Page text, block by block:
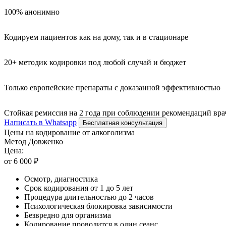
100% анонимно
Кодируем пациентов как на дому, так и в стационаре
20+ методик кодировки под любой случай и бюджет
Только европейские препараты с доказанной эффективностью
Стойкая ремиссия на 2 года при соблюдении рекомендаций
Написать в Whatsapp
Бесплатная консультация
Цены на кодирование от алкоголизма
Метод Довженко
Цена:
от 6 000 ₽
Осмотр, диагностика
Срок кодирования от 1 до 5 лет
Процедура длительностью до 2 часов
Психологическая блокировка зависимости
Безвредно для организма
Кодирование проводится в один сеанс